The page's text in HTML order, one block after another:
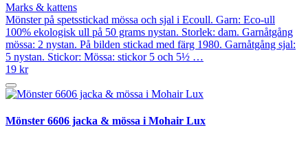
Marks & kattens
Mönster på spetsstickad mössa och sjal i Ecoull. Garn: Eco-ull
100% ekologisk ull på 50 grams nystan. Storlek: dam. Garnåtgång
mössa: 2 nystan. På bilden stickad med färg 1980. Garnåtgång sjal:
5 nystan. Stickor: Mössa: stickor 5 och 5½ …
19 kr
Mönster 6606 jacka & mössa i Mohair Lux